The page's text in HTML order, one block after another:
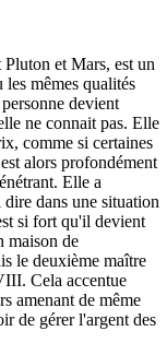
et Mars, est un
mêmes qualités
devient
ne connait pas. Elle
comme si certaines
alors profondément
Elle a
dans une situation
si fort qu'il devient
maison de
le deuxième maître
Cela accentue
amenant de même
de gérer l'argent des